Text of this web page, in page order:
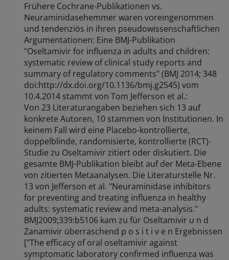
Frühere Cochrane-Publikationen vs.
Neuraminidasehemmer waren voreingenommen
und tendenziös in ihren pseudowissenschaftlichen
Argumentationen: Eine BMJ-Publikation
"Oseltamivir for influenza in adults and children:
systematic review of clinical study reports and
summary of regulatory comments" (BMJ 2014; 348
doi:http://dx.doi.org/10.1136/bmj.g2545) vom
10.4.2014 stammt von Tom Jefferson et al.:
Von 23 Literaturangaben beziehen sich 13 auf
konkrete Autoren, 10 stammen von Institutionen. In
keinem Fall wird eine Placebo-kontrollierte,
doppelblinde, randomisierte, kontrollierte (RCT)-
Studie zu Oseltamivir zitiert oder diskutiert. Die
gesamte BMJ-Publikation bleibt auf der Meta-Ebene
von zitierten Metaanalysen. Die Literaturstelle Nr.
13 von Jefferson et al. "Neuraminidase inhibitors
for preventing and treating influenza in healthy
adults: systematic review and meta-analysis."
BMJ2009;339:b5106 kam zu für Oseltamivir u n d
Zanamivir überraschend p o s i t i v e n Ergebnissen
["The efficacy of oral oseltamivir against
symptomatic laboratory confirmed influenza was